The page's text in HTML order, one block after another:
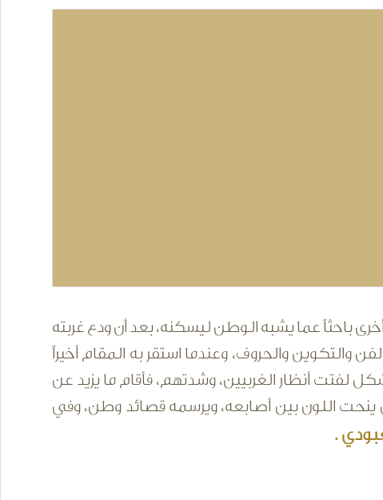
باحثاً عما يشبه الوطن ليسكنه، بعد أن ودع غربته
والتكوين والحروف، وعندما استقر به المقام أخيراً
لفتت أنظار الغربيين، وشدتهم، فأقام ما يزيد عن
ينحت اللون بين أصابعه، ويرسمه قصائد وطن، وفي
.